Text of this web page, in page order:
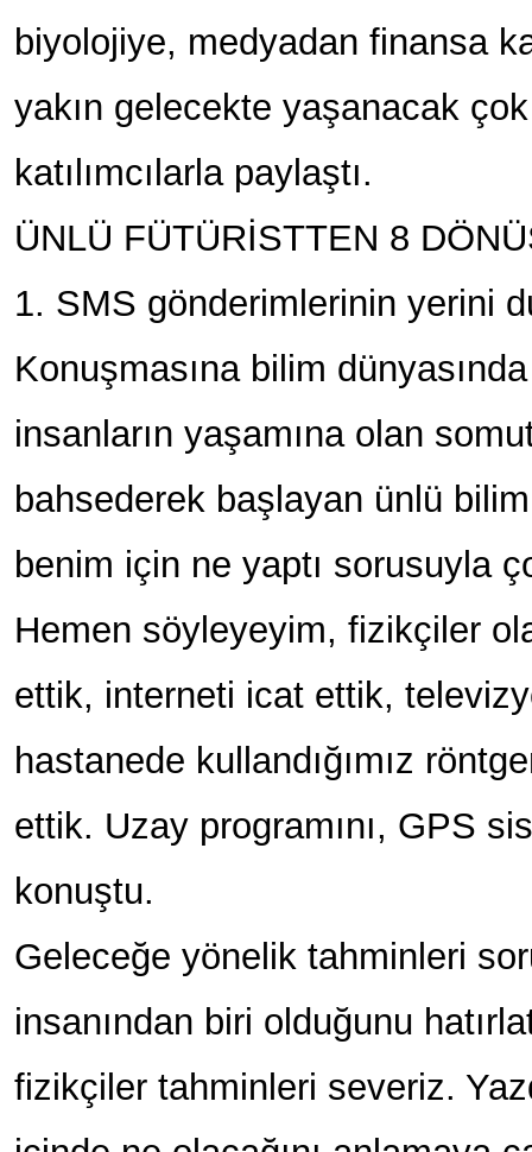
biyolojiye, medyadan finansa
yakın gelecekte yaşanacak
katılımcılarla paylaştı.
ÜNLÜ FÜTÜRİSTTEN 8
1. SMS gönderimlerinin yerini
Konuşmasına bilim
insanların yaşamına olan
bahsederek başlayan ünlü
benim için ne yaptı sorusuyla
Hemen söyleyeyim, fizikçiler
ettik, interneti icat ettik,
hastanede kullandığımız
ettik. Uzay programını, GPS
konuştu.
Geleceğe yönelik tahminleri
insanından biri olduğunu
fizikçiler tahminleri severiz.